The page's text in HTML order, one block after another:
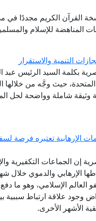
القرآن الكريم مجددًا في
المناهضة للإسلام
التنمية والاستقرار
بكلمة السيد الرئيس عبد
الـ 75 للجمعية العامة للأمم المتحدة، حيث وجَّه
وثيقة شاملة وواضحة لحل
الإرهابية تعتبره فرصة
إن الجماعات التكفيرية
11 سبتمبر إلى تكثيف نشاطها الإرهابي
العالم الإسلامي، وهو ما
وجود علاقة ارتباط سببية
الأشهر الأخرى.